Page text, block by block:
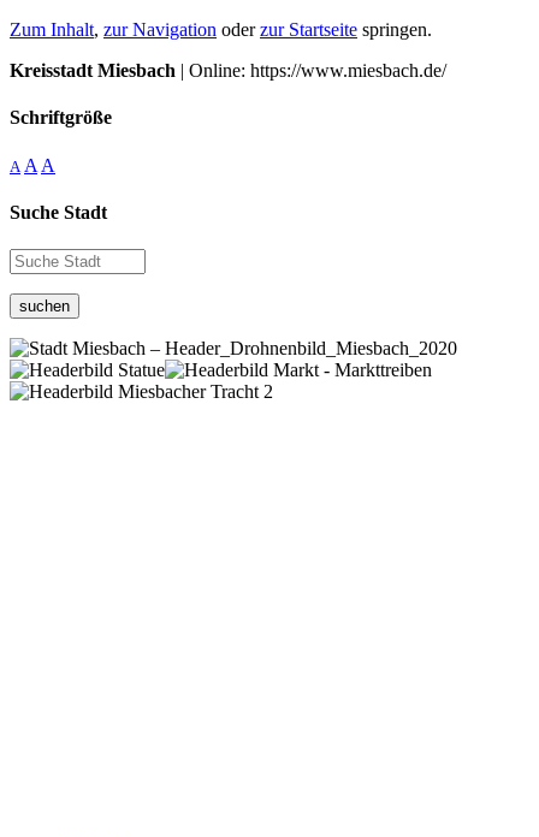
Zum Inhalt, zur Navigation oderzur Startseite springen.
Kreisstadt Miesbach | Online: https://www.miesbach.de/
Schriftgröße
A A A
Suche Stadt
suchen